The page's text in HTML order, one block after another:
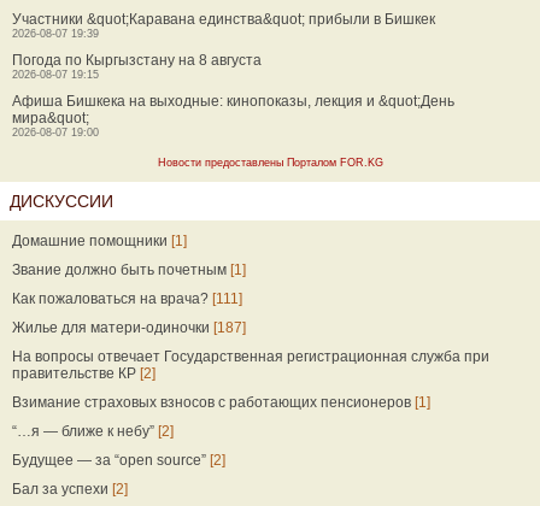
Участники &quot;Каравана единства&quot; прибыли в Бишкек
2026-08-07 19:39
Погода по Кыргызстану на 8 августа
2026-08-07 19:15
Афиша Бишкека на выходные: кинопоказы, лекция и &quot;День
мира&quot;
2026-08-07 19:00
Новости предоставлены Порталом FOR.KG
ДИСКУССИИ
Домашние помощники [1]
Звание должно быть почетным [1]
Как пожаловаться на врача? [111]
Жилье для матери-одиночки [187]
На вопросы отвечает Государственная регистрационная служба при
правительстве КР [2]
Взимание страховых взносов с работающих пенсионеров [1]
“…я — ближе к небу” [2]
Будущее — за “open source” [2]
Бал за успехи [2]